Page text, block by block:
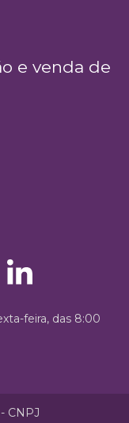
e venda de
feira, das 8:00
CNPJ